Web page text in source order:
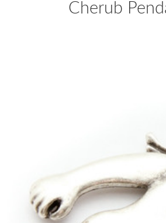
Cherub